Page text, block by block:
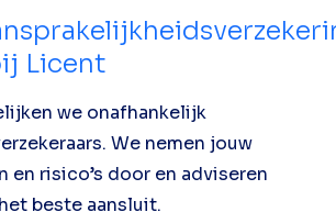
Licent
we onafhankelijk
We nemen jouw
en risico’s door en adviseren
beste aansluit.